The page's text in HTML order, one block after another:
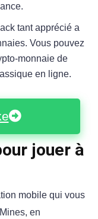
tant apprécié a
Vous pouvez
monnaie de
en ligne.
jouer à
mobile qui vous
en